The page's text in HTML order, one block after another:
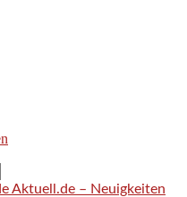
Aktuell.de – Neuigkeiten